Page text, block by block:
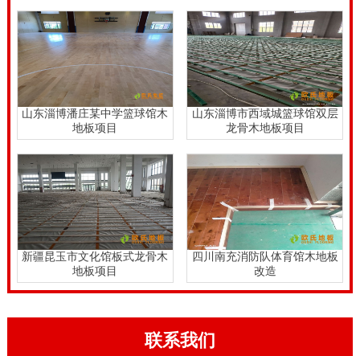
的摩擦系数严格的要求。如果地板表面太光滑，运动员
很可能会导致其由于摩擦系数的运动滑倒在脚底期间削
减会影响到正常的竞技水平的性能。在严重的情况下，
也可能会出现打滑的事故。使用10个楼层的组装在平地
上，用手触摸它，并查看是否加工质量准确度，平滑度
平滑顺畅，无论是榫，槽配合，安装间隙，防变形槽和
其他组件是紧。浙江松木篮球馆木地板怎么卖？。
浙江松木篮球馆木地板怎么卖？，运动木地板无论是新
铺装的或翻新的在进行表面保护层的涂刷之前，应使用
专门的地板打磨机进行处理。打磨完成后的质量，决定
了*后体育馆的质量。本着“尽力而精，按需而粗”的准
则，专业人员试图寻找打磨机的*佳工作程序。
山东淄博潘庄某中学篮球馆木
地板项目
山东淄博市西域城篮球馆双层
龙骨木地板项目
新疆昆玉市文化馆板式龙骨木
地板项目
四川南充消防队体育馆木地板
改造
联系我们